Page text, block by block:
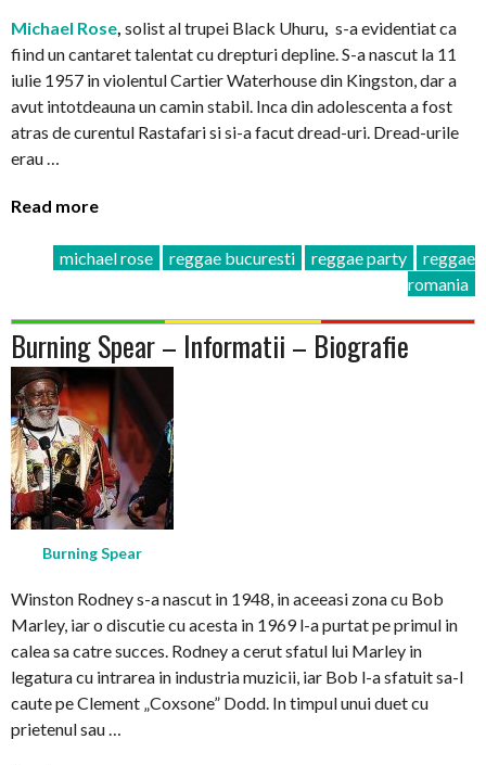
Michael Rose solist al trupei Black Uhuru s-a evidentiat ca
fiind un cantaret talentat cu drepturi depline. S-a nascut la 11
iulie 1957 in violentul Cartier Waterhouse din Kingston, dar a
avut intotdeauna un camin stabil. Inca din adolescenta a fost
atras de curentul Rastafari si si-a facut dread-uri. Dread-urile
erau …
Read more
michael rose reggae bucuresti reggae party
reggae
romania
Burning Spear – Informatii – Biografie
Burning Spear
Winston Rodney s-a nascut in 1948, in aceeasi zona cu Bob
Marley, iar o discutie cu acesta in 1969 l-a purtat pe primul in
calea sa catre succes. Rodney a cerut sfatul lui Marley in
legatura cu intrarea in industria muzicii, iar Bob l-a sfatuit sa-l
caute pe Clement „Coxsone” Dodd. In timpul unui duet cu
prietenul sau …